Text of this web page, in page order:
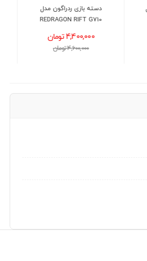
کیبورد و ماوس با سیم
GREEN GKM305
1,750,000 تومان
1,900,000 تومان